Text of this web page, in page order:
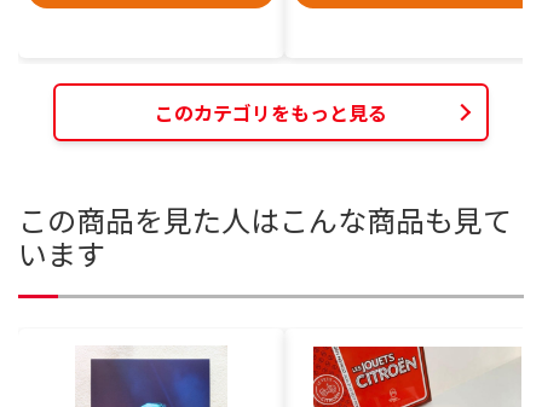
このカテゴリをもっと見る
この商品を見た人はこんな商品も見て
います